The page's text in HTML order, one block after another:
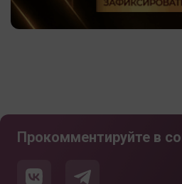
Прокомментируйте в